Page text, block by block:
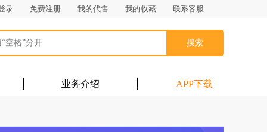
录 免费注册 我的代售 我的收藏 联系客服
搜索
业务介绍 APP下载